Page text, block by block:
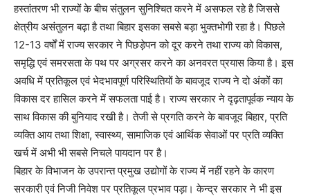
हस्तांतरण भी राज्यों के बीच संतुलन सुनिश्चित करने में असफल रहे है जिससे
क्षेत्रीय असंतुलन बढ़ा है तथा बिहार इसका सबसे बड़ा भुक्तभोगी रहा है। पिछले
12-13 वर्षों में राज्य सरकार ने पिछड़ेपन को दूर करने तथा राज्य को विकास,
समृद्धि एवं समरसता के पथ पर अग्रसर करने का अनवरत प्रयास किया है। इस
अवधि में प्रतिकूल एवं भेदभावपूर्ण परिस्थितियों के बावजूद राज्य ने दो अंकों का
विकास दर हासिल करने में सफलता पाई है। राज्य सरकार ने दृढ़तापूर्वक न्याय के
साथ विकास की बुनियाद रखी है। तेजी से प्रगति करने के बावजूद बिहार, प्रति
व्यक्ति आय तथा शिक्षा, स्वास्थ्य, सामाजिक एवं आर्थिक सेवाओं पर प्रति व्यक्ति
खर्च में अभी भी सबसे निचले पायदान पर है।
बिहार के विभाजन के उपरान्त प्रमुख उद्योगों के राज्य में नहीं रहने के कारण
सरकारी एवं निजी निवेश पर प्रतिकूल प्रभाव पड़ा। केन्द्र सरकार ने भी इस